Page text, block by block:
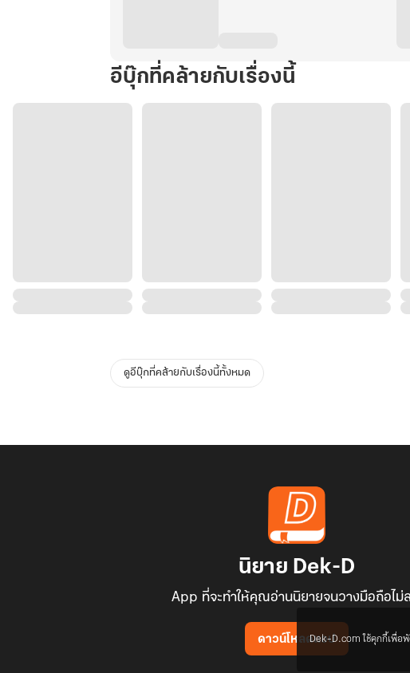
อีบุ๊กที่คล้ายกับเรื่องนี้
ดูอีบุ๊กที่คล้ายกับเรื่องนี้ทั้งหมด
นิยาย Dek-D
App ที่จะทำให้คุณอ่านนิยายจนวางมือถือไม่
ดาวน์โหลดแอปDek-D.com ใช้คุกกี้เพื่อ